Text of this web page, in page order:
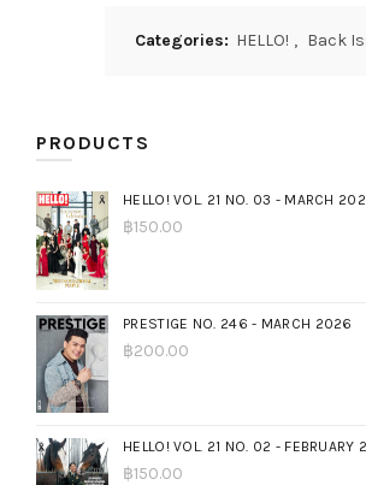
Categories: HELLO! , Back
PRODUCTS
HELLO! VOL. 21 NO. 03 - MARCH
฿150.00
PRESTIGE NO. 246 - MARCH 2026
฿200.00
HELLO! VOL. 21 NO. 02 - FEBRUARY
฿150.00